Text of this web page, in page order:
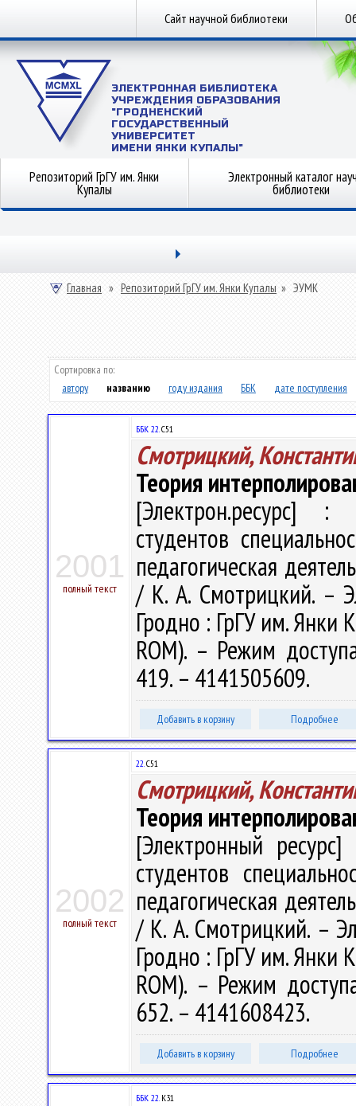
Сайт научной библиотеки
ЭЛЕКТРОННАЯ БИБЛИОТЕКА
УЧРЕЖДЕНИЯ ОБРАЗОВАНИЯ
"ГРОДНЕНСКИЙ
ГОСУДАРСТВЕННЫЙ
УНИВЕРСИТЕТ
ИМЕНИ ЯНКИ КУПАЛЫ"
Репозиторий ГрГУ им. Янки
Купалы
Электронный каталог
библиотеки
Главная » Репозиторий ГрГУ им. Янки Купалы » ЭУМК
Сортировка по:
автору
названию году издания ББК дате поступления
2001
полный текст
ББК 22.С51
Смотрицкий,
Теория
[Электрон.ресурс] :
студентов
педагогическая
/ К. А. Смотрицкий. –
Гродно : ГрГУ им. Янки
ROM). – Режим
419. – 4141505609.
Добавить в корзину Подробнее
2002
полный текст
22.С51
Смотрицкий,
Теория
[Электронный
студентов
педагогическая
/ К. А. Смотрицкий. –
Гродно : ГрГУ им. Янки
ROM). – Режим
652. – 4141608423.
Добавить в корзину Подробнее
ББК 22.К31